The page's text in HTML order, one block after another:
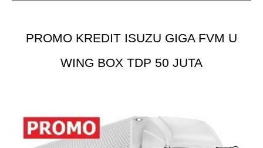
PROMO KREDIT ISUZU GIGA FVM U
WING BOX TDP 50 JUTA